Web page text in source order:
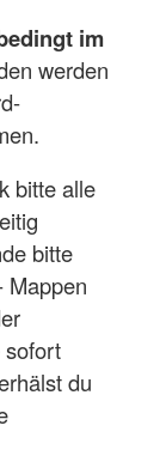
im
werden
bitte alle
bitte
Mappen
sofort
du